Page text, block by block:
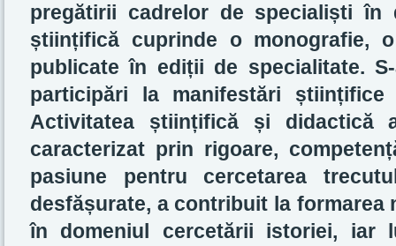
pregătirii cadrelor de specialiști în
științifică cuprinde o monografie,
publicate în ediții de specialitate.
participări la manifestări științifice
Activitatea științifică și didactică
caracterizat prin rigoare,
pasiune pentru cercetarea
desfășurate, a contribuit la
în domeniul cercetării istoriei, iar